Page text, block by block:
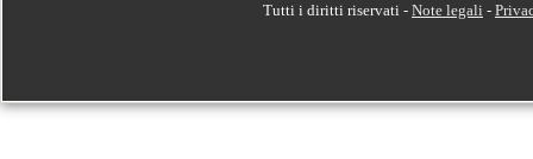
Tutti i diritti riservati - Note legali -